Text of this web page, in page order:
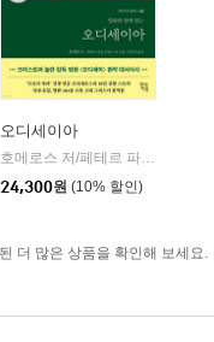
오디세이아
호메로스 저/페테르 파울 루벤스 그림/박문재 역
24,300원 (10% 할인)
더 많은 상품을 확인해 보세요.